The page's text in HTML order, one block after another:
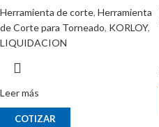
Herramienta de corte, Herramienta
de Corte para Torneado, KORLOY,
LIQUIDACION
Leer más
COTIZAR